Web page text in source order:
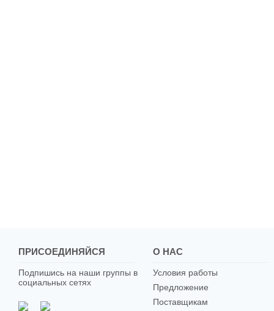
ПРИСОЕДИНЯЙСЯ
Подпишись на наши группы в
социальных сетях
О НАС
Условия работы
Предложение
Поставщикам